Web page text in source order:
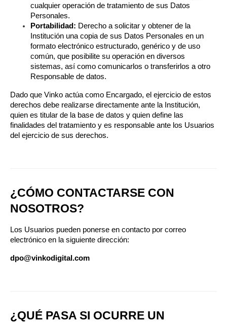
cualquier operación de tratamiento de sus Datos
Personales.
Portabilidad: Derecho a solicitar y obtener de la
Institución una copia de sus Datos Personales en un
formato electrónico estructurado, genérico y de uso
común, que posibilite su operación en diversos
sistemas, así como comunicarlos o transferirlos a otro
Responsable de datos.
Dado que Vinko actúa como Encargado, el ejercicio de estos
derechos debe realizarse directamente ante la Institución,
quien es titular de la base de datos y quien define las
finalidades del tratamiento y es responsable ante los Usuarios
del ejercicio de sus derechos.
¿CÓMO CONTACTARSE CON
NOSOTROS?
Los Usuarios pueden ponerse en contacto por correo
electrónico en la siguiente dirección:
dpo@vinkodigital.com
¿QUÉ PASA SI OCURRE UN